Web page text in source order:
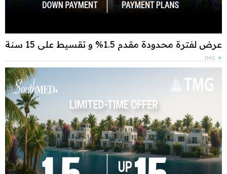
عرض لفترة محدودة مقدم 1.5% و تقسيط علي 15 سنة
TMG